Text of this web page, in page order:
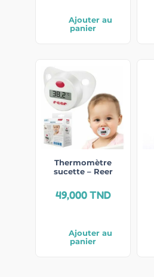
Ajouter au
panier
Thermomètre
sucette – Reer
49,000TND
Ajouter au
panier